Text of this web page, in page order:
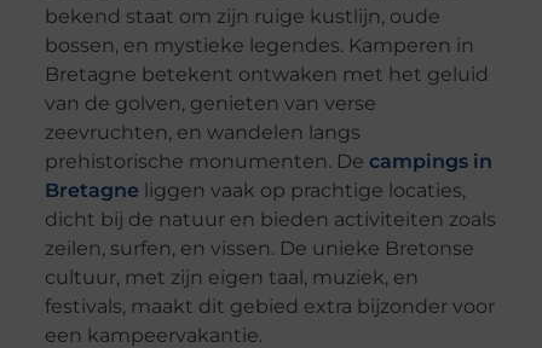
bekend staat om zijn ruige kustlijn, oude
bossen, en mystieke legendes. Kamperen in
Bretagne betekent ontwaken met het geluid
van de golven, genieten van verse
zeevruchten, en wandelen langs
prehistorische monumenten. De campings in
Bretagne liggen vaak op prachtige locaties,
dicht bij de natuur en bieden activiteiten zoals
zeilen, surfen, en vissen. De unieke Bretonse
cultuur, met zijn eigen taal, muziek, en
festivals, maakt dit gebied extra bijzonder voor
een kampeervakantie.